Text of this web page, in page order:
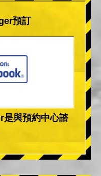
預訂
與預約中心諮